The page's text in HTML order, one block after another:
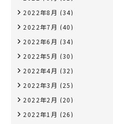
2022年8月 (34)
2022年7月 (40)
2022年6月 (34)
2022年5月 (30)
2022年4月 (32)
2022年3月 (25)
2022年2月 (20)
2022年1月 (26)